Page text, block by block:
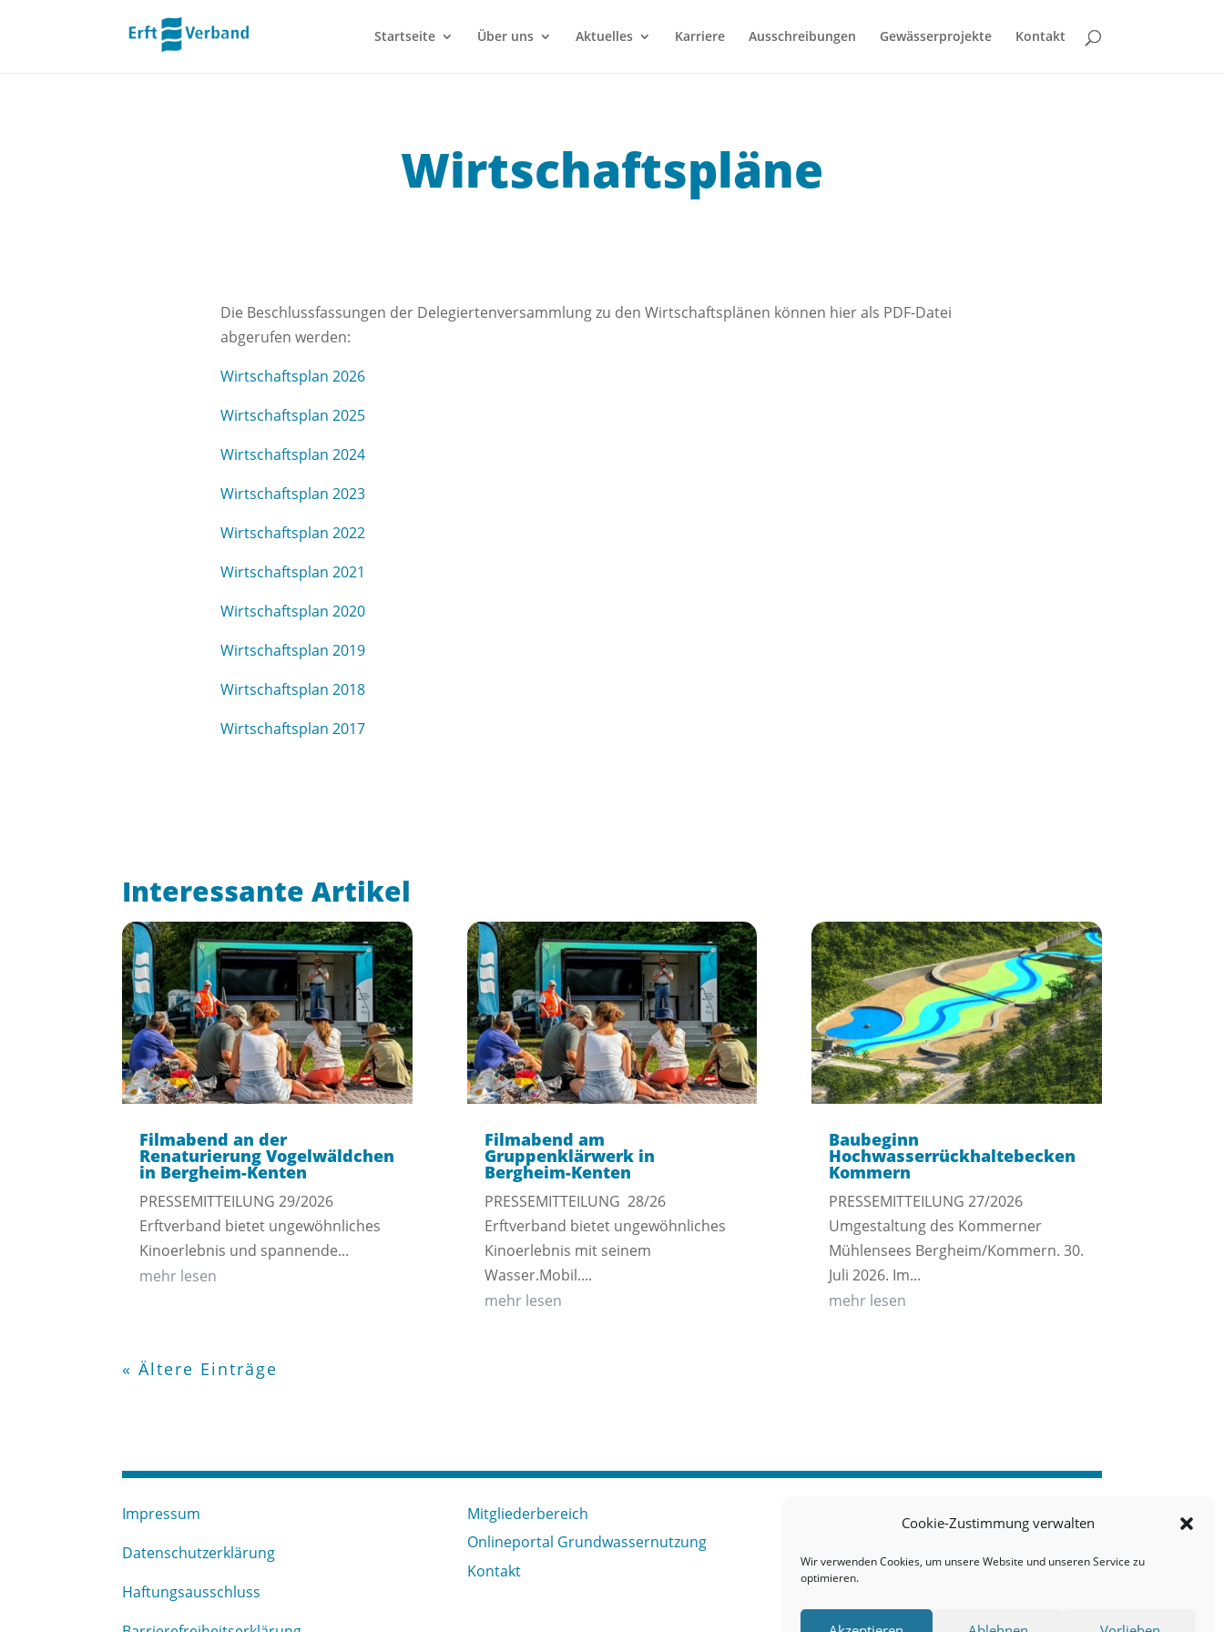
Cookie-Zustimmung verwalten
Wir verwenden Cookies, um unsere Website und unseren Service zu
optimieren.
Startseite Über uns Aktuelles Karriere Ausschreibungen Gewässerprojekte Kontakt
Wirtschafts­pläne
Die Beschlussfassungen der Delegiertenversammlung zu den Wirtschaftsplänen können hier als PDF-Datei
abgerufen werden:
Wirtschaftsplan 2026
Wirtschaftsplan 2025
Wirtschaftsplan 2024
Wirtschaftsplan 2023
Wirtschaftsplan 2022
Wirtschaftsplan 2021
Wirtschaftsplan 2020
Wirtschaftsplan 2019
Wirtschaftsplan 2018
Wirtschaftsplan 2017
Interessante Artikel
Filmabend an der
Renaturierung Vogelwäldchen
in Bergheim-Kenten
PRESSEMITTEILUNG 29/2026
Erftverband bietet ungewöhnliches
Kinoerlebnis und spannende...
mehr lesen
Filmabend am
Gruppenklärwerk in
Bergheim-Kenten
PRESSEMITTEILUNG 28/26
Erftverband bietet ungewöhnliches
Kinoerlebnis mit seinem
Wasser.Mobil....
mehr lesen
Baubeginn
Hochwasserrückhaltebecken
Kommern
PRESSEMITTEILUNG 27/2026
Umgestaltung des Kommerner
Mühlensees Bergheim/Kommern. 30.
Juli 2026. Im...
mehr lesen
« Ältere Einträge
Impressum
Datenschutzerklärung
Haftungsausschluss
Mitgliederbereich
Onlineportal Grundwassernutzung
Kontakt